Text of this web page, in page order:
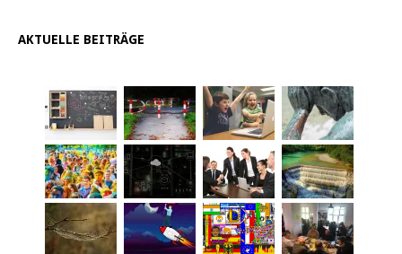
AKTUELLE BEITRÄGE